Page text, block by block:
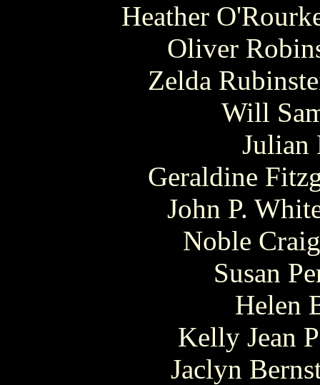
Heather
Oliver
Zelda
Will
Julian
Geraldine
John P.
Noble
Susan
Helen
Kelly Jean
Jaclyn